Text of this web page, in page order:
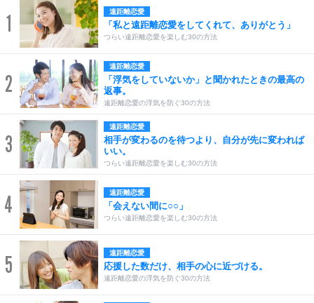
1 遠距離恋愛
「私と遠距離恋愛をしてくれて、ありがとう」
つらい遠距離恋愛を楽しむ30の方法
2
遠距離恋愛
「浮気をしていないか」と聞かれたときの最高の
返事。
遠距離恋愛の浮気を防ぐ30の方法
3
遠距離恋愛
相手が変わるのを待つより、自分が先に変われば
いい。
つらい遠距離恋愛を楽しむ30の方法
4 遠距離恋愛
「会えない間に○○」
つらい遠距離恋愛を楽しむ30の方法
5 遠距離恋愛
応援した数だけ、相手の心に近づける。
遠距離恋愛の浮気を防ぐ30の方法